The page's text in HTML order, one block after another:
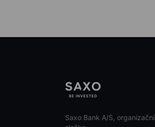
Saxo Bank A/S, organizační